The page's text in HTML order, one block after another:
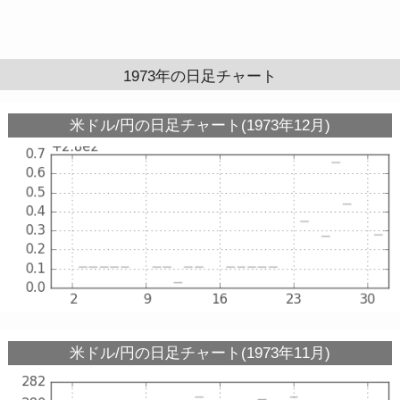
1973年の日足チャート
米ドル/円の日足チャート(1973年12月)
米ドル/円の日足チャート(1973年11月)